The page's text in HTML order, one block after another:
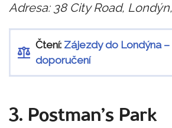
Adresa: 38 City Road,
Čtení: Zájezdy do Londýna –
doporučení
3. Postman’s Park